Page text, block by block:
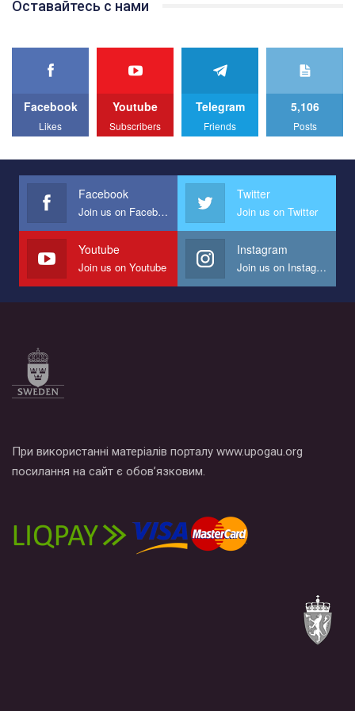
провели Веселково-велосипедний марафон, мандруючи з
Оставайтесь с нами
Facebook
Likes
Youtube
Subscribers
Telegram
Friends
5,106
Posts
Facebook
Join us on Facebook
Twitter
Join us on Twitter
Youtube
Join us on Youtube
Instagram
Join us on Instagram
При використанні матеріалів порталу www.upogau.org
посилання на сайт є обов’язковим.